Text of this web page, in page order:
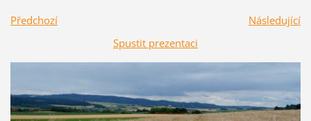
Předchozí
Následující
Spustit prezentaci